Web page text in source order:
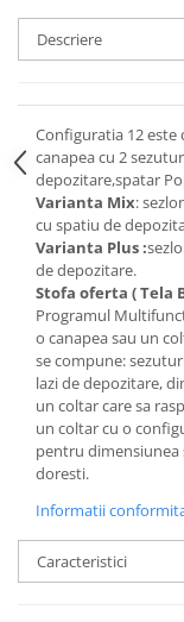
Descriere
Configuratia 12 este
canapea cu 2
depozitare,spatar
Varianta Mix:
cu spatiu de
Varianta Plus :
de depozitare.
Stofa oferta ( Tela
Programul
o canapea sau un
se compune:
lazi de depozitare,
un coltar care sa
un coltar cu o
pentru dimensiunea
doresti.
Informatii
Caracteristici